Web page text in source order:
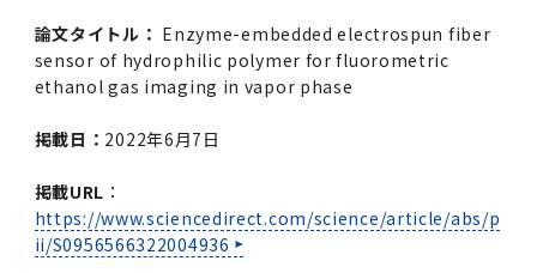
論文タイトル： Enzyme-embedded electrospun fiber
sensor of hydrophilic polymer for fluorometric
ethanol gas imaging in vapor phase
掲載日： 2022年6月7日
掲載URL ：
https://www.sciencedirect.com/science/article/abs/p
ii/S0956566322004936